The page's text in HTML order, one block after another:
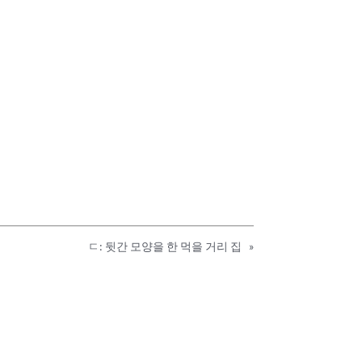
ㄷ: 뒷간 모양을 한 먹을 거리 집 »